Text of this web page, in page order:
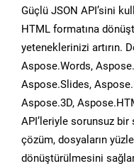
Güçlü JSON API’sini
HTML formatına
yeteneklerinizi artırın.
Aspose.Words,
Aspose.Slides,
Aspose.3D,
API’leriyle sorunsuz
çözüm, dosyaların
dönüştürülmesini